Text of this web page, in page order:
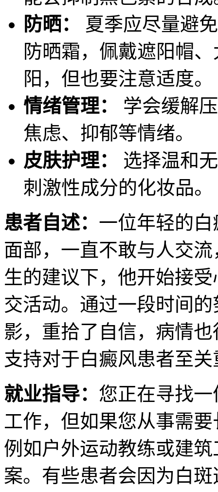
防晒：
夏季应尽量避
防晒霜，佩戴遮阳帽
阳，但也要注意适度。
情绪管理：
学会缓解
焦虑、抑郁等情绪。
皮肤护理：
选择温和
刺激性成分的化妆品。
患者自述： 一位年轻的
面部，一直不敢与人交
生的建议下，他开始接
交活动。通过一段时间
影，重拾了自信，病情
支持对于白癜风患者至
就业指导： 您正在寻找
工作，但如果您从事需
例如户外运动教练或建
案。有些患者会因为白